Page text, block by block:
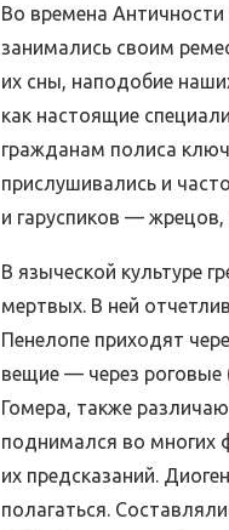
Во времена
занимались своим
их сны, наподобие
как настоящие
гражданам полиса
прислушивались и
и гаруспиков —
В языческой культуре
мертвых. В ней
Пенелопе приходят
вещие — через роговые
Гомера, также
поднимался во многих
их предсказаний.
полагаться.